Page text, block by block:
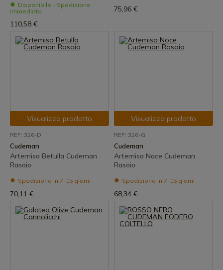
Disponibile - Spedizione
immediata
110,58 €
75,96 €
Visualizza prodotto
REF: 326-D
Cudeman
Artemisa Betulla Cudeman
Rasoio
Spedizione in 7-15 giorni
70,11 €
Visualizza prodotto
REF: 326-G
Cudeman
Artemisa Noce Cudeman
Rasoio
Spedizione in 7-15 giorni
68,34 €